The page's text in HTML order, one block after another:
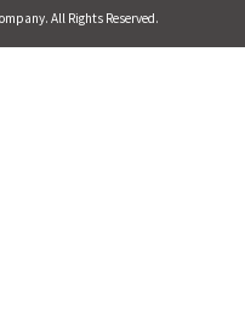
All Rights Reserved.